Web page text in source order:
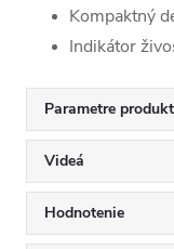
Kompaktný
Indikátor
Parametre
Videá
Hodnotenie